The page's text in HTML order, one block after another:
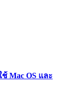
Mac OS และ